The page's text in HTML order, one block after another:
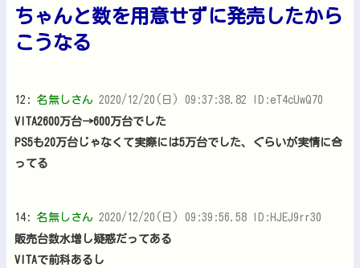
ちゃんと数を用意せずに発売したから
こうなる
12: 名無しさん 2020/12/20(日) 09:37:38.82 ID:eT4cUwQ70
VITA2600万台→600万台でした
PS5も20万台じゃなくて実際には5万台でした、ぐらいが実情に合
ってる
14: 名無しさん 2020/12/20(日) 09:39:56.58 ID:HJEJ9rr30
販売台数水増し疑惑だってある
VITAで前科あるし